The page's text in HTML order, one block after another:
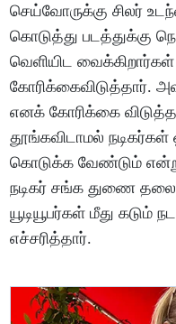
செய்வோருக்கு சிலர்
கொடுத்து படத்துக்கு
வெளியிட வைக்கிறார்கள்
கோரிக்கைவிடுத்தார்.
எனக் கோரிக்கை விடுத்த
தூங்கவிடாமல் நடிகர்கள்
கொடுக்க வேண்டும்
நடிகர் சங்க துணை
யூடியூபர்கள் மீது கடும்
எச்சரித்தார்.